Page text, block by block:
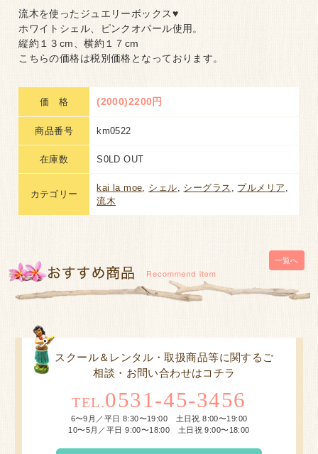
流木を使ったジュエリーボックス♥
ホワイトシェル、ピンクオパール使用。
縦約１３cm、横約１７cm
こちらの価格は税別価格となっております。
価 格 (2000)2200円
商品番号 km0522
在庫数 S0LD OUT
カテゴリー
kai la moe, シェル, シーグラス , プルメリア ,
流木
一覧へ
スクール＆レンタル・取扱商品等に関するご
相談・お問い合わせはコチラ
TEL.0531-45-3456
6〜9月／平日 8:30〜19:00 土日祝 8:00〜19:00
10〜5月／平日 9:00〜18:00 土日祝 9:00〜18:00